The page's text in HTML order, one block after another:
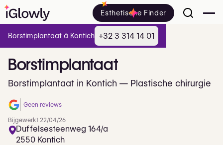
Esthetische Finder
Borstimplantaat
Borstimplantaat in Kontich — Plastische chirurgie
Geen reviews
Bijgewerkt 22/04/26
Duffelsesteenweg 164/a
2550 Kontich
Borstimplantaat à Kontich +32 3 314 14 01